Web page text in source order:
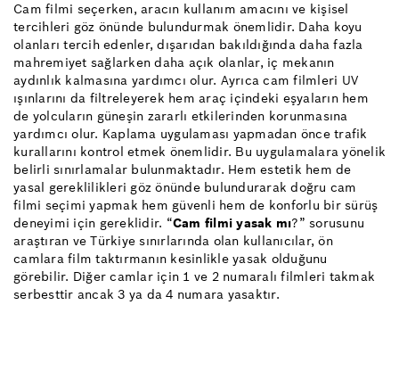
Cam filmi seçerken, aracın kullanım amacını ve kişisel
tercihleri göz önünde bulundurmak önemlidir. Daha koyu
olanları tercih edenler, dışarıdan bakıldığında daha fazla
mahremiyet sağlarken daha açık olanlar, iç mekanın
aydınlık kalmasına yardımcı olur. Ayrıca cam filmleri UV
ışınlarını da filtreleyerek hem araç içindeki eşyaların hem
de yolcuların güneşin zararlı etkilerinden korunmasına
yardımcı olur. Kaplama uygulaması yapmadan önce trafik
kurallarını kontrol etmek önemlidir. Bu uygulamalara yönelik
belirli sınırlamalar bulunmaktadır. Hem estetik hem de
yasal gereklilikleri göz önünde bulundurarak doğru cam
filmi seçimi yapmak hem güvenli hem de konforlu bir sürüş
deneyimi için gereklidir. “Cam filmi yasak mı?” sorusunu
araştıran ve Türkiye sınırlarında olan kullanıcılar, ön
camlara film taktırmanın kesinlikle yasak olduğunu
görebilir. Diğer camlar için 1 ve 2 numaralı filmleri takmak
serbesttir ancak 3 ya da 4 numara yasaktır.